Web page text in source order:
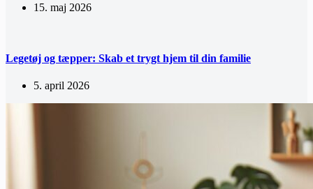
15. maj 2026
Legetøj og tæpper: Skab et trygt hjem til din familie
5. april 2026